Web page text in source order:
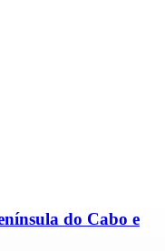
do Cabo e